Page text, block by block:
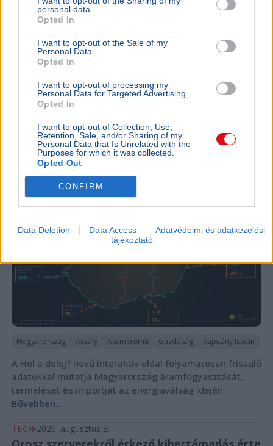
personal data.
Opted In
I want to opt-out of the Sale of my
Personal Data.
Opted In
I want to opt-out of processing my
Personal Data for Targeted Advertising.
Opted In
I want to opt-out of Collection, Use,
Retention, Sale, and/or Sharing of my
Personal Data that Is Unrelated with the
Purposes for which it was collected.
Opted Out
CONFIRM
Data Deletion Data Access
Adatvédelmi és adatkezelési
tájékoztató
Myspace visszahozatalával a
tulajdonosok
A Myspace tulajdonosai egy
dokumentumfilmben erősítették meg, hogy
tervezik a 2000-es évek meghatározó közösségi
oldalának újraindítását.
2026. augusztus 3.
Interaktív térkép mutatja Magyarország
energiaellátási helyzetét
Magyarország Aszály Atomerőmű Gazdaság Kapitány István
A Hol a delej? nevű interaktív oldal folyamatosan frissülő
adatokkal mutatja Magyarország áramfogyasztását,
termelését és importját az energiaválság idején.
Bővebben...
TECH 2026. augusztus 3.